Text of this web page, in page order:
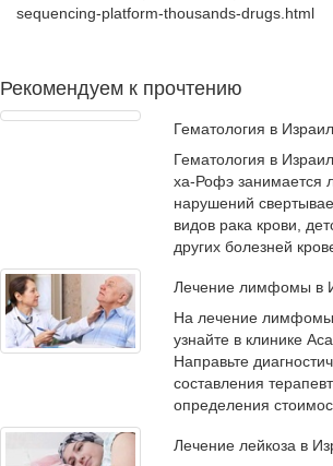
sequencing-platform-thousands-drugs.html
Рекомендуем к прочтению
Гематология в
Гематология в
ха-Рофэ занимается
нарушений
видов рака крови,
других болезней
Лечение лимфомы в
На лечение
узнайте в клинике
Направьте
составления
определения
Лечение лейкоза в